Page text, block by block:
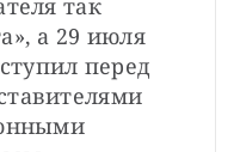
так
а 29 июля
перед